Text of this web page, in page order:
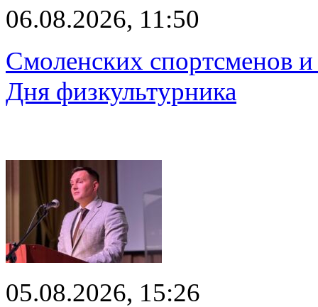
06.08.2026, 11:50
Смоленских спортсменов
Дня физкультурника
05.08.2026, 15:26